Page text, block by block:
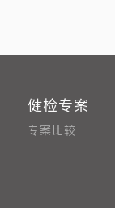
健检专案
专案比较